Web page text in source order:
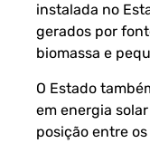
instalada no
gerados por
biomassa e
O Estado
em energia
posição entre